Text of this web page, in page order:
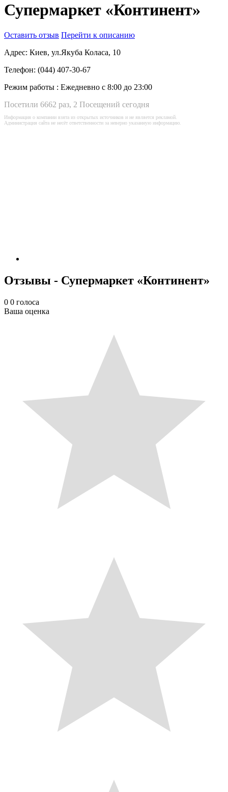
Супермаркет «Континент»
Оставить отзыв Перейти к описанию
Адрес: Киев, ул.Якуба Коласа, 10
Телефон: (044) 407-30-67
Режим работы : Ежедневно с 8:00 до 23:00
Посетили 6662 раз, 2 Посещений сегодня
Информация о компании взята из открытых источников и не является рекламой.
Администрация сайта не несёт ответственности за неверно указанную информацию.
Отзывы - Супермаркет «Континент»
0 0 голоса
Ваша оценка